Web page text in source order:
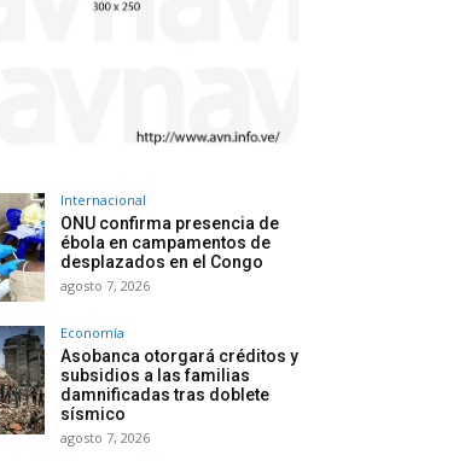
Internacional
ONU confirma presencia de
ébola en campamentos de
desplazados en el Congo
agosto 7, 2026
Economía
Asobanca otorgará créditos y
subsidios a las familias
damnificadas tras doblete
sísmico
agosto 7, 2026